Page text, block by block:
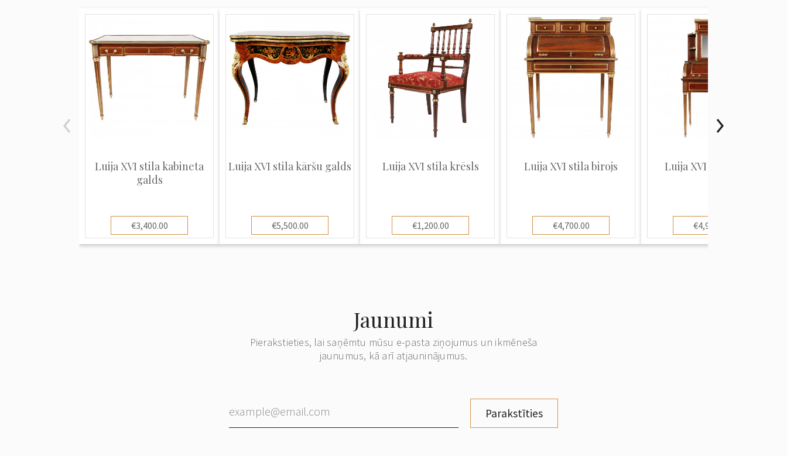
Luija XVI stila kabineta
galds
€3,400.00
Luija XVI stila kāršu galds
€5,500.00
Luija XVI stila krēsls
€1,200.00
Luija XVI stila birojs
€4,700.00
Luija XVI stila birojs
€4,900.00
Jaunumi
Pierakstieties, lai saņēmtu mūsu e-pasta ziņojumus un ikmēneša
jaunumus, kā arī atjauninājumus.
Parakstīties